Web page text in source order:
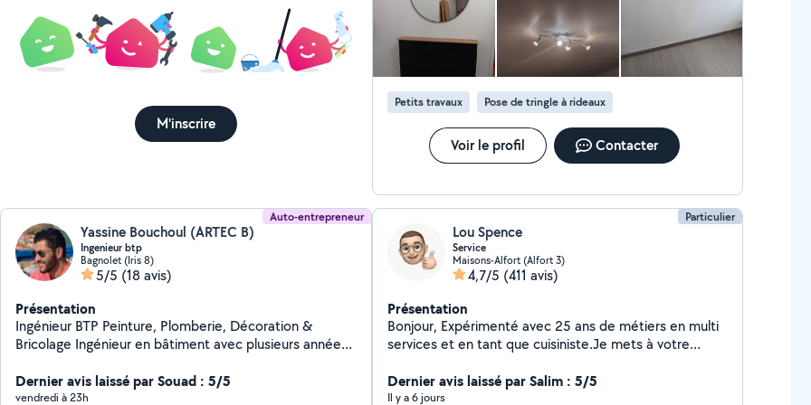
M'inscrire
Petits travaux Pose de tringle à rideaux
Voir le profil Contacter
Auto-entrepreneur
Yassine Bouchoul (ARTEC B)
Ingenieur btp
Bagnolet (Iris 8)
5/5 (18 avis)
Présentation
Ingénieur BTP Peinture, Plomberie, Décoration &
Bricolage Ingénieur en bâtiment avec plusieurs années
travaux à domicile : Peinture intérieure et extérieure
Travaux de plomberie (robinets, fuites, WC, éviers,
Dernier avis laissé par Souad : 5/5
vendredi à 23h
Particulier
Lou Spence
Service
Maisons-Alfort (Alfort 3)
4,7/5 (411 avis)
Présentation
Bonjour, Expérimenté avec 25 ans de métiers en multi
services et en tant que cuisiniste.Je mets à votre
plusieurs années. Je suis spécialisé dans plusieurs corps
de métiers que j'ai exercé et que j'exerce encore.
Dernier avis laissé par Salim : 5/5
Il y a 6 jours